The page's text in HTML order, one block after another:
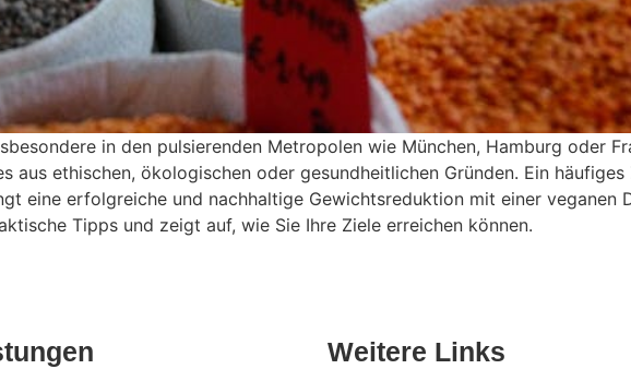
in den pulsierenden Metropolen wie München, Hamburg oder
aus ethischen, ökologischen oder gesundheitlichen Gründen. Ein
eine erfolgreiche und nachhaltige Gewichtsreduktion mit einer veganen
Tipps und zeigt auf, wie Sie Ihre Ziele erreichen können.
Weitere Links